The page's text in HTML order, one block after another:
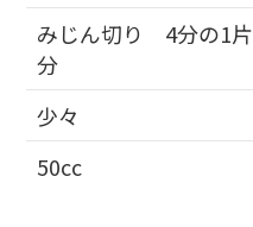
みじん切り 4分の1片
分
少々
50cc